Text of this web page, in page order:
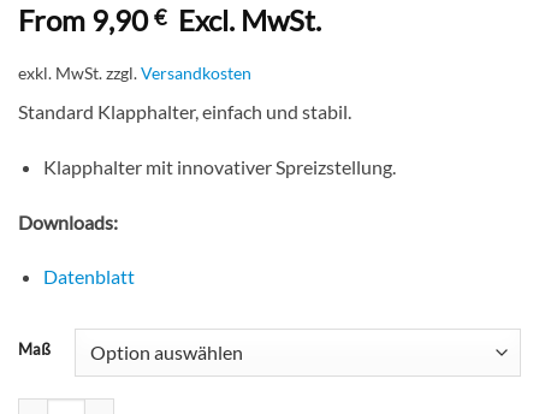
From 9,90€ Excl. MwSt.
exkl. MwSt.zzgl.Versandkosten
Standard Klapphalter, einfach und stabil.
Klapphalter mit innovativer Spreizstellung.
Downloads:
Datenblatt
Maß